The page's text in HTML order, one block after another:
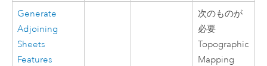
Generate
Adjoining
Sheets
Features
次のものが
必要
Topographic
Mapping